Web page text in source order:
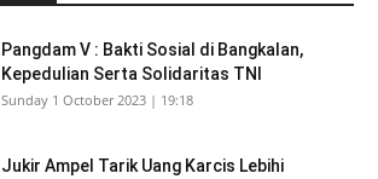
Pangdam V : Bakti Sosial di Bangkalan,
Kepedulian Serta Solidaritas TNI
Sunday 1 October 2023 | 19:18
Jukir Ampel Tarik Uang Karcis Lebihi